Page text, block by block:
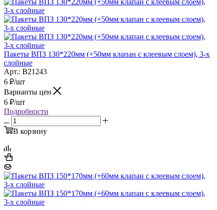
Пакеты ВПЗ 130*220мм (+50мм клапан с клеевым слоем), 3-х
слойные
Арт.: B21243
6 ₽/шт
Варианты цен
6 ₽/шт
Подробности
В корзину